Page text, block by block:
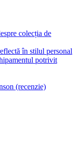
colecția de
în stilul personal
potrivit
(recenzie)